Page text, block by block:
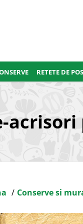
RETETE DE
Conserve si